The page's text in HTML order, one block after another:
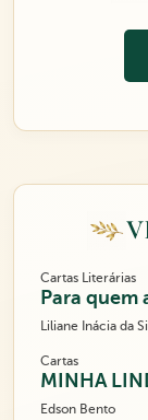
Cartas Literárias
Para quem
Liliane Inácia da
Cartas
MINHA
Edson Bento